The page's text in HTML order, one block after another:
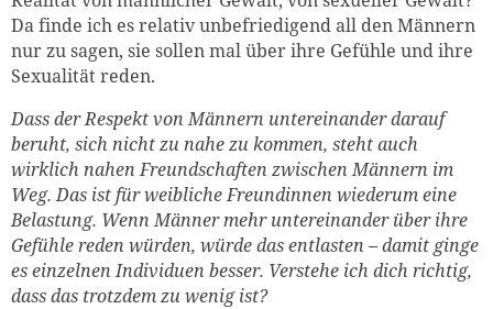
Da finde ich es relativ unbefriedigend all den Männern
nur zu sagen, sie sollen mal über ihre Gefühle und ihre
Sexualität reden.
Dass der Respekt von Männern untereinander darauf
beruht, sich nicht zu nahe zu kommen, steht auch
wirklich nahen Freundschaften zwischen Männern im
Weg. Das ist für weibliche Freundinnen wiederum eine
Belastung. Wenn Männer mehr untereinander über ihre
Gefühle reden würden, würde das entlasten – damit ginge
es einzelnen Individuen besser. Verstehe ich dich richtig,
dass das trotzdem zu wenig ist?